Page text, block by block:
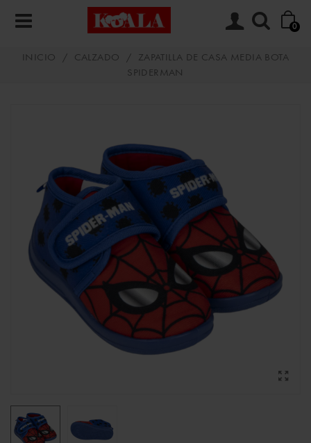
0
INICIO / CALZADO /
ZAPATILLA DE CASA MEDIA BOTA
SPIDERMAN